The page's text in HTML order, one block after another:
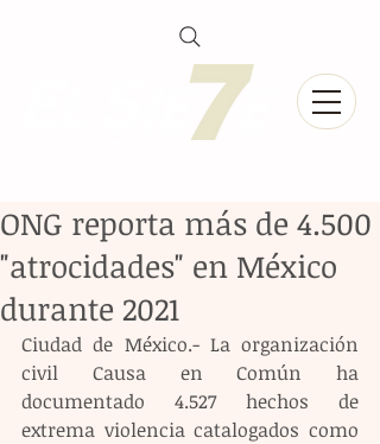
ONG reporta más de 4.500
"atrocidades" en México
durante 2021
Ciudad de México.- La organización
civil Causa en Común ha
documentado 4.527 hechos de
extrema violencia catalogados como